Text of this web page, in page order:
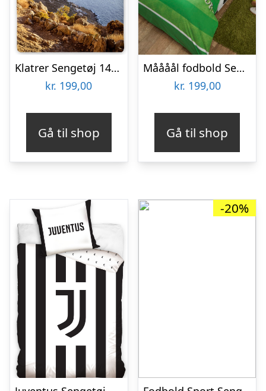
Klatrer Sengetøj 140×200 cm – 100 procent bomuld
kr. 199,00
Gå til shop
Måååål fodbold Sengetøj
kr. 199,00
Gå til shop
-20%